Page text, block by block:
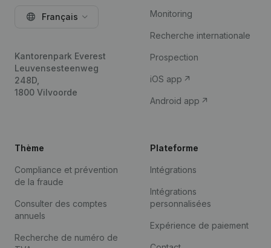
Français
Kantorenpark Everest
Leuvensesteenweg
248D,
1800 Vilvoorde
Monitoring
Recherche internationale
Prospection
iOS app
Android app
Thème
Compliance et prévention
de la fraude
Consulter des comptes
annuels
Recherche de numéro de
Plateforme
Intégrations
Intégrations
personnalisées
Expérience de paiement